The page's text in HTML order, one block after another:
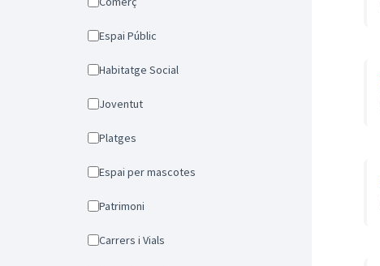
Espai Públic
Habitatge Social
Joventut
Platges
Espai per mascotes
Patrimoni
Carrers i Vials